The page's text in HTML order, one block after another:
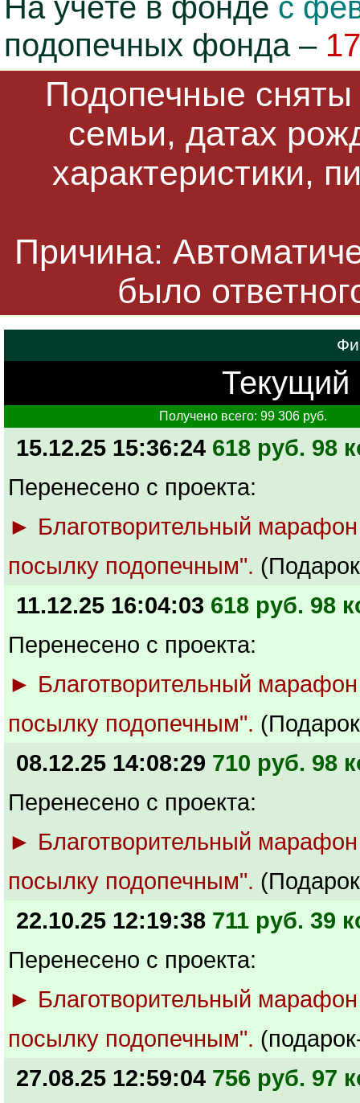
подопечных фонда –
Подопечные
семьи, датах
характеристики,
Причина:
было
Текущий
Получено всего: 99 306 руб.
15.12.25 15:36:24 618 руб. 98
Перенесено с проекта:
► Благотворительный
посылку подопечным".
11.12.25 16:04:03 618 руб. 98
Перенесено с проекта:
► Благотворительный
посылку подопечным".
08.12.25 14:08:29 710 руб. 98
Перенесено с проекта:
► Благотворительный
посылку подопечным".
22.10.25 12:19:38 711 руб. 39
Перенесено с проекта:
► Благотворительный
посылку подопечным".
27.08.25 12:59:04 756 руб. 97